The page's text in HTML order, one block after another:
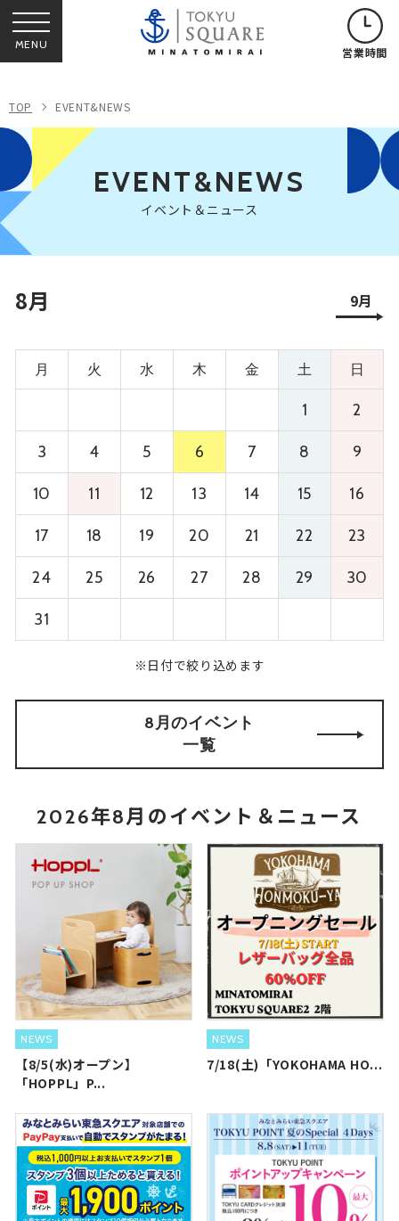
MENU 営業時間
TOP EVENT&NEWS
EVENT&NEWS
イベント＆ニュース
8月 9月
月 火 水 木 金 土 日
1 2
3 4 5 6 7 8 9
10 11 12 13 14 15 16
17 18 19 20 21 22 23
24 25 26 27 28 29 30
31
※日付で絞り込めます
8月のイベント
一覧
2026年8月のイベント＆ニュース
NEWS
【8/5(水)オープン】
「HOPPL」P...
NEWS
7/18(土)「YOKOHAMA HO...